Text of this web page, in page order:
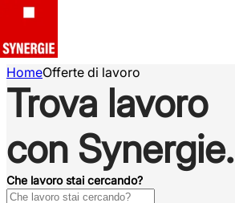
HomeOfferte di lavoro
Trova lavoro
con Synergie.
Che lavoro stai cercando?